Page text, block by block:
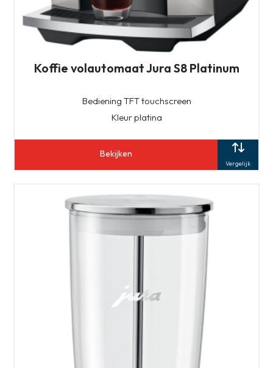
Koffie volautomaat Jura S8 Platinum
Bediening TFT touchscreen
Kleur platina
Bekijken
Vergelijk